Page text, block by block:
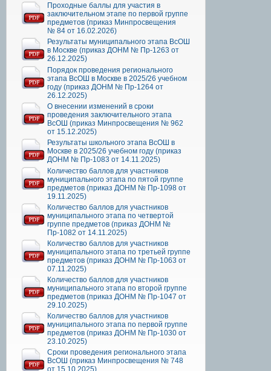
Проходные баллы для участия в
заключительном этапе по первой группе
предметов (приказ Минпросвещения
№ 84 от 16.02.2026)
Результаты муниципального этапа ВсОШ
в Москве (приказ ДОНМ № Пр-1263 от
26.12.2025)
Порядок проведения регионального
этапа ВсОШ в Москве в 2025/26 учебном
году (приказ ДОНМ № Пр-1264 от
26.12.2025)
О внесении изменений в сроки
проведения заключительного этапа
ВсОШ (приказ Минпросвещения № 962
от 15.12.2025)
Результаты школьного этапа ВсОШ в
Москве в 2025/26 учебном году (приказ
ДОНМ № Пр-1083 от 14.11.2025)
Количество баллов для участников
муниципального этапа по пятой группе
предметов (приказ ДОНМ № Пр-1098 от
19.11.2025)
Количество баллов для участников
муниципального этапа по четвертой
группе предметов (приказ ДОНМ №
Пр-1082 от 14.11.2025)
Количество баллов для участников
муниципального этапа по третьей группе
предметов (приказ ДОНМ № Пр-1063 от
07.11.2025)
Количество баллов для участников
муниципального этапа по второй группе
предметов (приказ ДОНМ № Пр-1047 от
29.10.2025)
Количество баллов для участников
муниципального этапа по первой группе
предметов (приказ ДОНМ № Пр-1030 от
23.10.2025)
Сроки проведения регионального этапа
ВсОШ (приказ Минпросвещения № 748
от 15.10.2025)